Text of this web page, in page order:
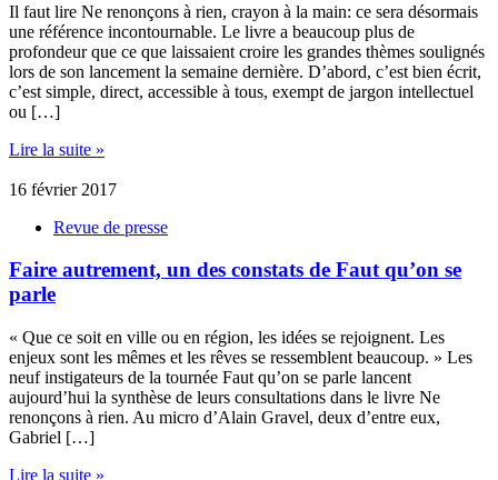
Il faut lire Ne renonçons à rien, crayon à la main: ce sera désormais
une référence incontournable. Le livre a beaucoup plus de
profondeur que ce que laissaient croire les grandes thèmes soulignés
lors de son lancement la semaine dernière. D’abord, c’est bien écrit,
c’est simple, direct, accessible à tous, exempt de jargon intellectuel
ou […]
Lire la suite »
16 février 2017
Revue de presse
Faire autrement, un des constats de Faut qu’on se
parle
« Que ce soit en ville ou en région, les idées se rejoignent. Les
enjeux sont les mêmes et les rêves se ressemblent beaucoup. » Les
neuf instigateurs de la tournée Faut qu’on se parle lancent
aujourd’hui la synthèse de leurs consultations dans le livre Ne
renonçons à rien. Au micro d’Alain Gravel, deux d’entre eux,
Gabriel […]
Lire la suite »